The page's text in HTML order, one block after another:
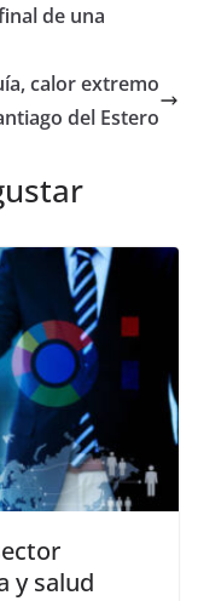
de una
calor extremo
del Estero
y salud